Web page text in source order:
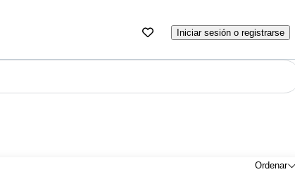
Iniciar sesión o registrarse
Ordenar